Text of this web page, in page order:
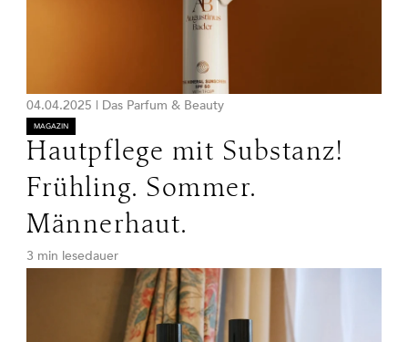
04.04.2025 | Das Parfum & Beauty
MAGAZIN
Hautpflege mit Substanz!
Frühling. Sommer.
Männerhaut.
3 min lesedauer